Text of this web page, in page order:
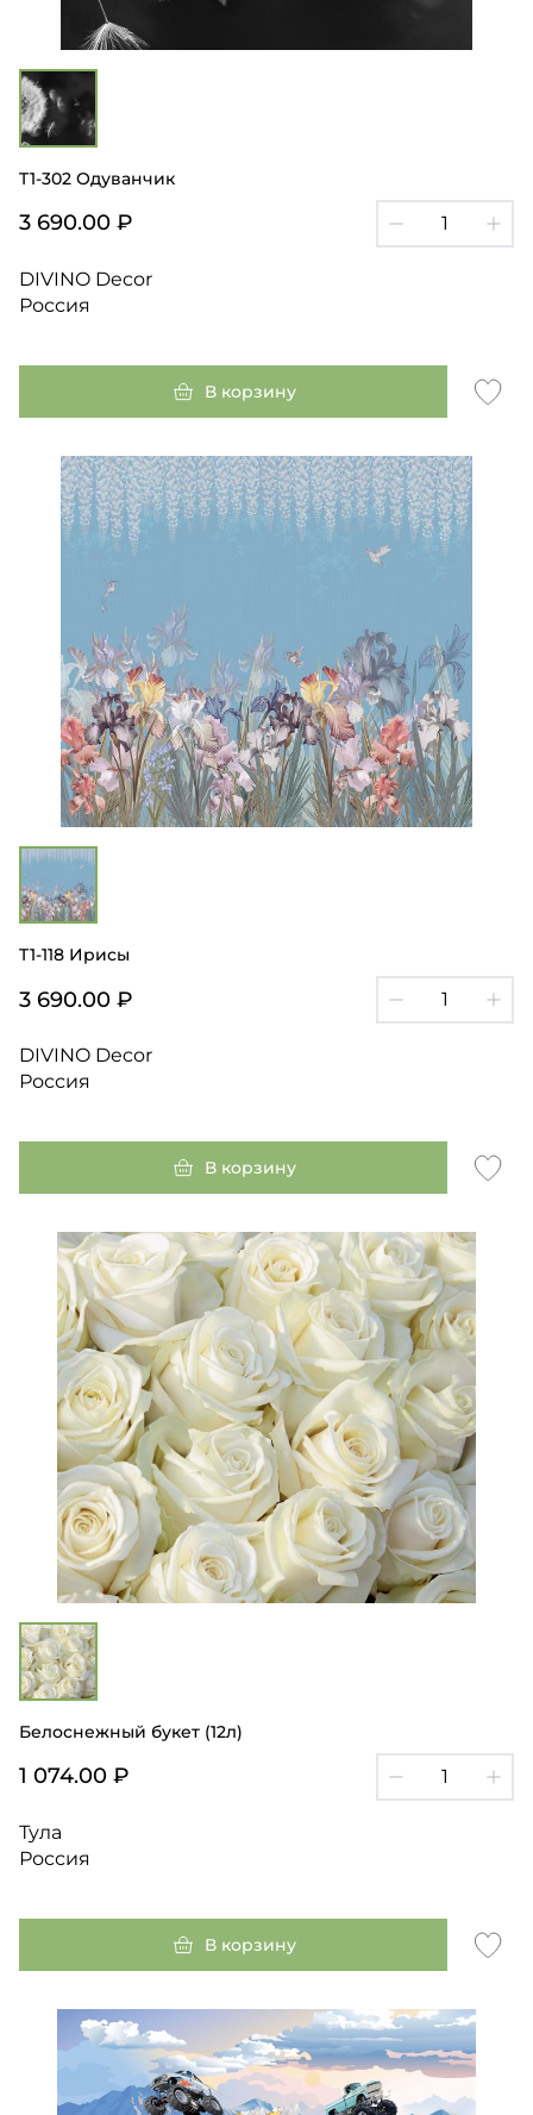
T1-302 Одуванчик
3 690.00 ₽
DIVINO Decor
Россия
В корзину
T1-118 Ирисы
3 690.00 ₽
DIVINO Decor
Россия
В корзину
Белоснежный букет (12л)
1 074.00 ₽
Тула
Россия
В корзину